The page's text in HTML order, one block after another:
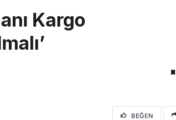
Kargo
BEĞEN